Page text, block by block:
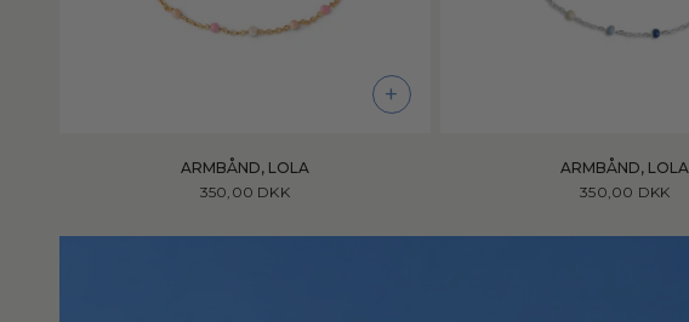
+
ARMBÅND, LOLA
350,00 DKK
ARMBÅND, LOLA
350,00 DKK